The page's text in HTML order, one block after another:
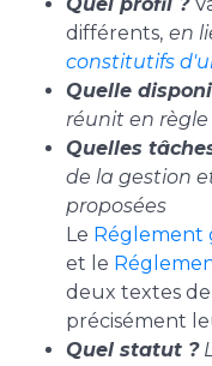
différents, en
constitutifs
Quelle
réunit en
Quelles
de la gestion
proposées
Le Réglement
et le
deux textes
précisément
Quel statut ?